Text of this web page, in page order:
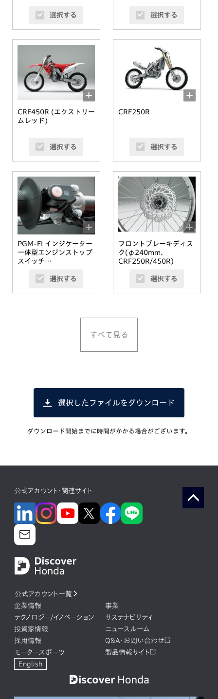
選択する 選択する
CRF450R (エクストリー
ムレッド)
選択する
CRF250R
選択する
PGM-FI インジケーター
一体型エンジンストップ
スイッチ
選択する
フロントブレーキディス
ク(φ240mm、
CRF250R/450R)
選択する
すべて見る
選択したファイルをダウンロード
ダウンロード開始までに時間がかかる場合がございます。
公式アカウント・関連サイト
公式アカウント一覧
企業情報
事業
テクノロジー/イノベーション
サステナビリティ
投資家情報
ニュースルーム
採用情報
Q&A・お問い合わせ
モータースポーツ
製品情報サイト
English